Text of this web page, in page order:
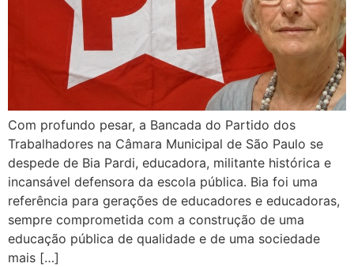
Com profundo pesar, a Bancada do Partido dos
Trabalhadores na Câmara Municipal de São Paulo se
despede de Bia Pardi, educadora, militante histórica e
incansável defensora da escola pública. Bia foi uma
referência para gerações de educadores e educadoras,
sempre comprometida com a construção de uma
educação pública de qualidade e de uma sociedade
mais […]